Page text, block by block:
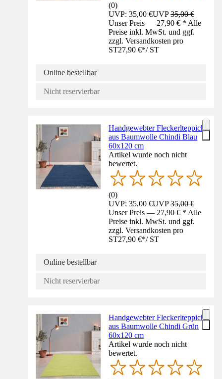
(0)
UVP: 35,00 €UVP35,00 €
Unser Preis — 27,90 € * Alle
Preise inkl. MwSt. und ggf.
zzgl. Versandkosten pro
ST27,90 €*/ ST
Online bestellbar
Nicht reservierbar
Handgewebter Fleckerlteppich
aus Baumwolle Chindi Blau
60x120 cm
Artikel wurde noch nicht
bewertet.
(0)
UVP: 35,00 €UVP35,00 €
Unser Preis — 27,90 € * Alle
Preise inkl. MwSt. und ggf.
zzgl. Versandkosten pro
ST27,90 €*/ ST
Online bestellbar
Nicht reservierbar
Handgewebter Fleckerlteppich
aus Baumwolle Chindi Grün
60x120 cm
Artikel wurde noch nicht
bewertet.